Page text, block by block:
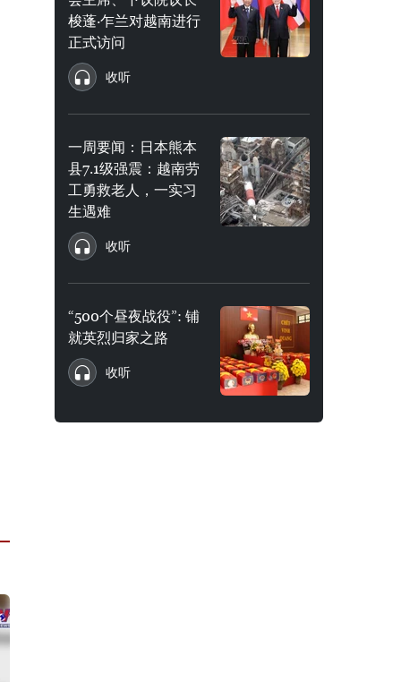
梭蓬·乍兰对越南进行
正式访问
收听
一周要闻：日本熊本
县7.1级强震：越南劳
工勇救老人，一实习
生遇难
收听
“500个昼夜战役”: 铺
就英烈归家之路
收听